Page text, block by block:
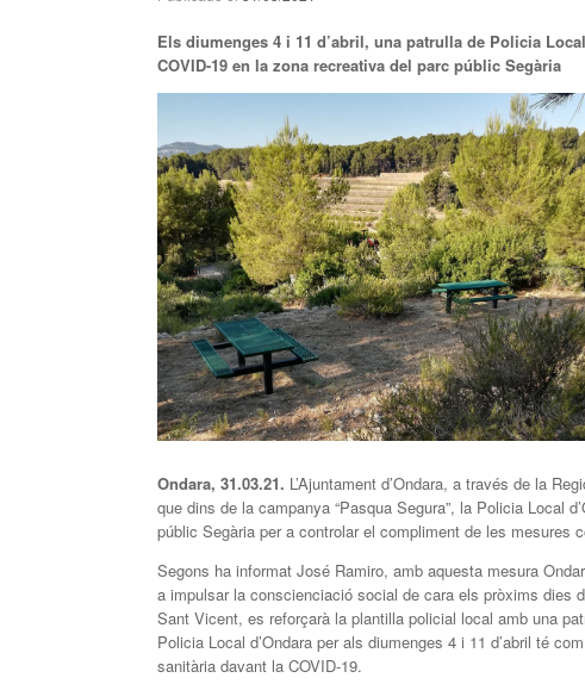
Els diumenges 4 i 11 d’abril, una patrulla de Policia
COVID-19 en la zona recreativa del parc públic Segària
Ondara, 31.03.21. L’Ajuntament d’Ondara, a través de la
que dins de la campanya “Pasqua Segura”, la Policia Local
públic Segària per a controlar el compliment de les mesures
Segons ha informat José Ramiro, amb aquesta mesura
a impulsar la conscienciació social de cara els pròxims dies
Sant Vicent, es reforçarà la plantilla policial local amb una
Policia Local d’Ondara per als diumenges 4 i 11 d’abril té
sanitària davant la COVID-19.